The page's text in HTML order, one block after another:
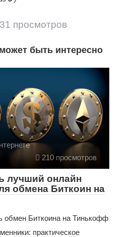
просмотров
быть интересно
210 просмотров
лучший онлайн
обмена Биткоин на
обмен Биткоина на Тинькофф
практическое